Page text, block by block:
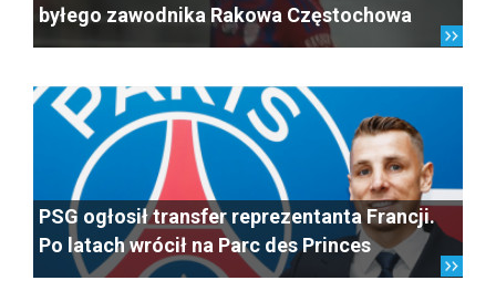
byłego zawodnika Rakowa Częstochowa
PSG ogłosił transfer reprezentanta Francji.
Po latach wrócił na Parc des Princes